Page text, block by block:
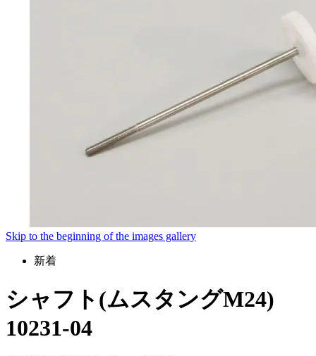
Skip to the beginning of the images gallery
新着
シャフト(ムスタングM24)
10231-04